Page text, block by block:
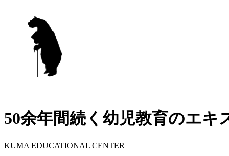
50余年間続く幼児教育のエキ
KUMA EDUCATIONAL CENTER